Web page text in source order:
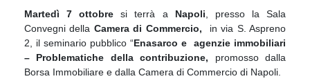
Martedì 7 ottobre si terrà a Napoli , presso la Sala
Convegni della Camera di Commercio, in via S. Aspreno
2, il seminario pubblico “Enasarco e agenzie immobiliari
– Problematiche della contribuzione, promosso dalla
Borsa Immobiliare e dalla Camera di Commercio di Napoli.